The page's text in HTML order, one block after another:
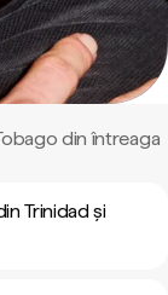
din întreaga
Trinidad și